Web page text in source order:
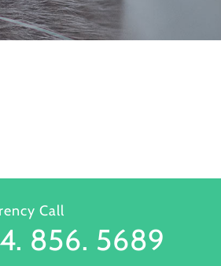
Call
856. 5689